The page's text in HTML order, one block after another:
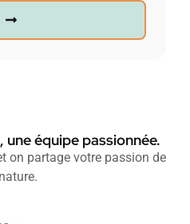
une équipe passionnée.
on partage votre passion de